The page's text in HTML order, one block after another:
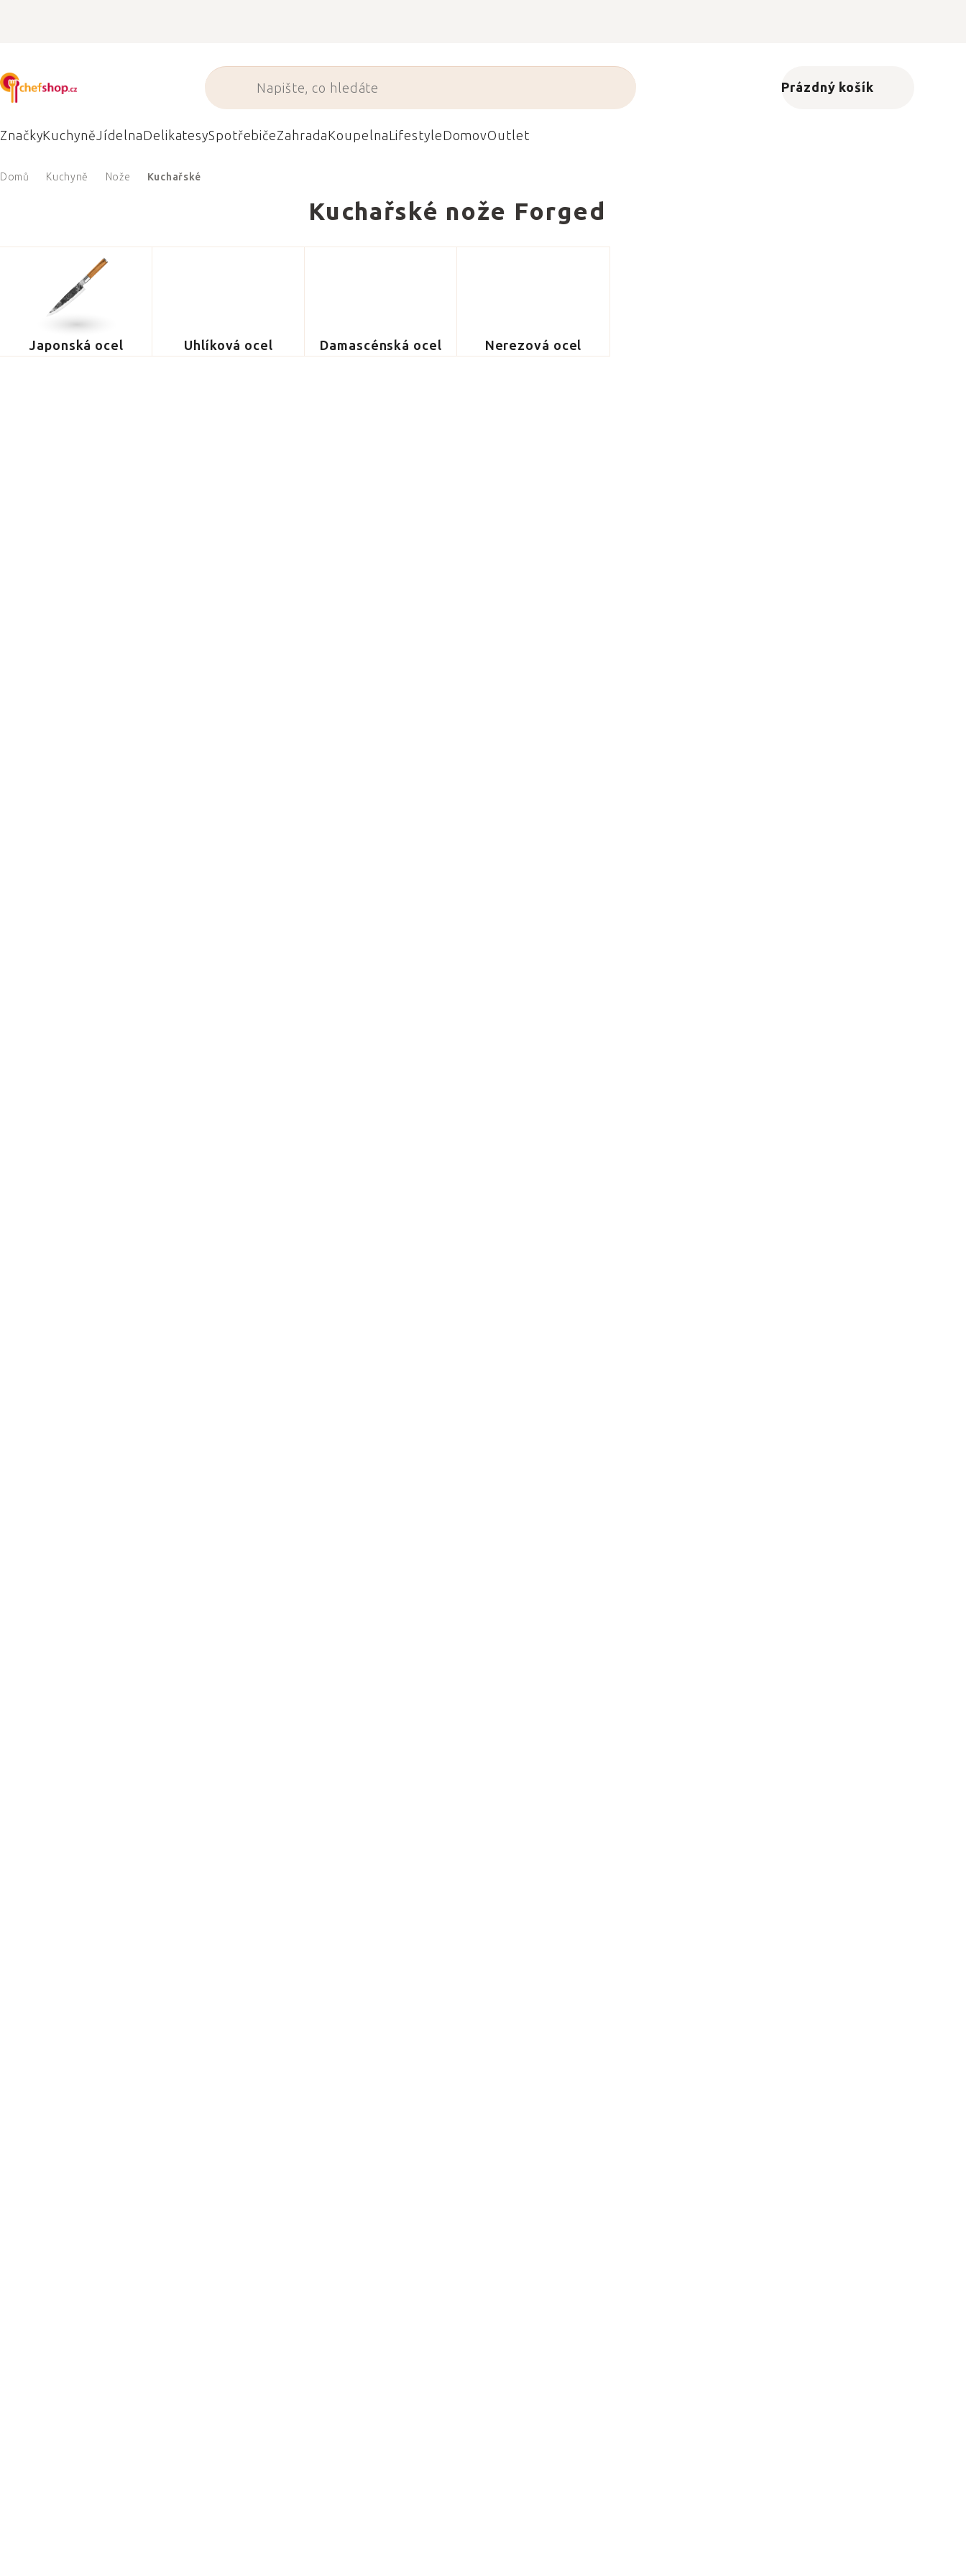
Nákupní košík
Prázdný košík
ZnačkyKuchyněJídelnaDelikatesySpotřebičeZahradaKoupelnaLifestyleDomovOutlet
Domů Kuchyně Nože Kuchařské
Kuchařské nože Forged
Japonská ocel Uhlíková ocel Damascénská ocel Nerezová ocel